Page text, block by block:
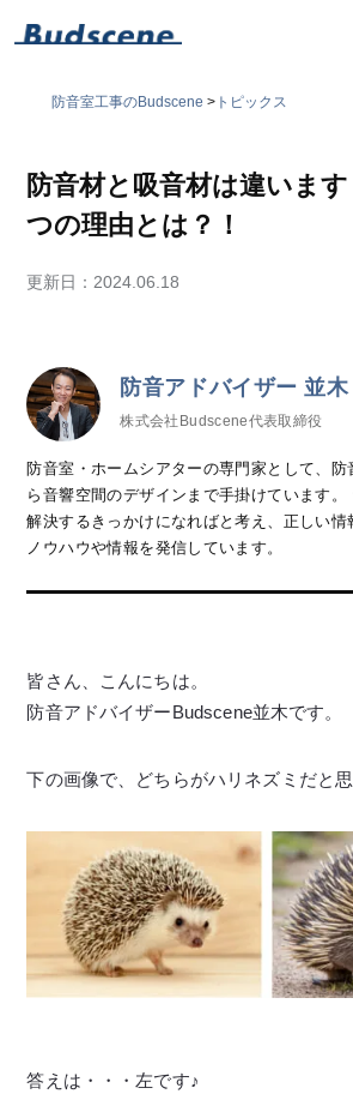
防音室工事のBudscene >トピックス
防音材と吸音材は違いま
つの理由とは？！
更新日： 2024.06.18
防音アドバイザー 並
株式会社Budscene代表取締役
防音室・ホームシアターの専門家として、
ら音響空間のデザインまで手掛けています
解決するきっかけになればと考え、正しい情
ノウハウや情報を発信しています。
皆さん、こんにちは。
防音アドバイザーBudscene並木です。
下の画像で、どちらがハリネズミだと
答えは・・・左です♪